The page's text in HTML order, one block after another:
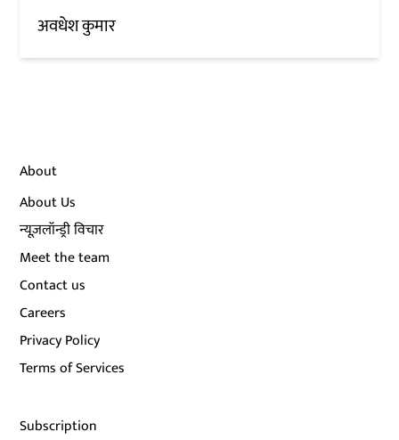
अवधेश कुमार
About
About Us
न्यूज़लॉन्ड्री विचार
Meet the team
Contact us
Careers
Privacy Policy
Terms of Services
Subscription